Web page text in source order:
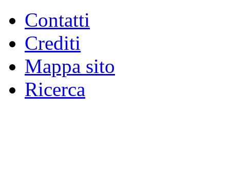
Contatti
Crediti
Mappa sito
Ricerca